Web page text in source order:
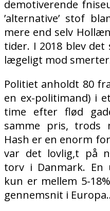
demotiverende
’alternative’ stof
mere end selv
tider. I 2018 blev
lægeligt mod
Politiet anholdt 80
en ex-politimand) i
time efter flød
samme pris, trods
Hash er en enorm
var det lovlig,t på
torv i Danmark. En
kun er mellem 5-
gennemsnit i